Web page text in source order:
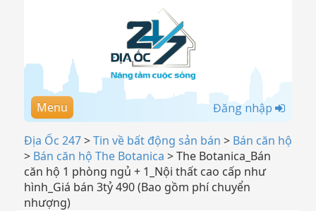
Menu Đăng nhập
Địa Ốc 247>Tin về bất động sản bán > Bán căn hộ
> Bán căn hộ The Botanica >The Botanica_Bán
căn hộ 1 phòng ngủ + 1_Nội thất cao cấp như
hình_Giá bán 3tỷ 490 (Bao gồm phí chuyển
nhượng)